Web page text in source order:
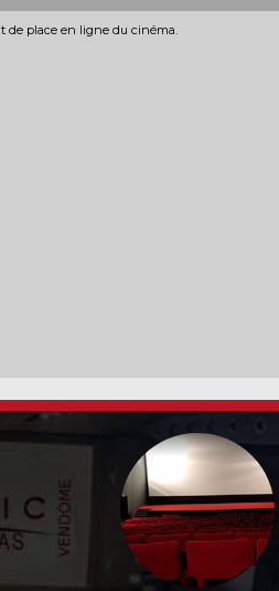
de place en ligne du cinéma.